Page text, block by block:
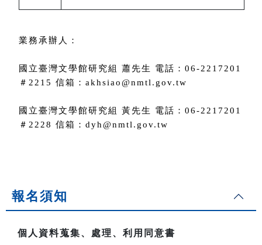
業務承辦人：
國立臺灣文學館研究組 蕭先生 電話：06-2217201
＃2215 信箱：akhsiao@nmtl.gov.tw
國立臺灣文學館研究組 黃先生 電話：06-2217201
＃2228 信箱：dyh@nmtl.gov.tw
報名須知
個人資料蒐集、處理、利用同意書